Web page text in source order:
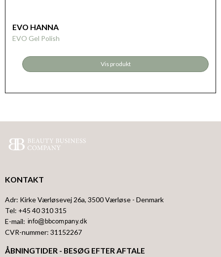
EVO HANNA
EVO Gel Polish
Vis produkt
KONTAKT
Adr: Kirke Værløsevej 26a, 3500Værløse - Denmark
Tel: +45 40 310 315
E-mail:
CVR-nummer: 31152267
ÅBNINGTIDER - BESØG EFTER AFTALE